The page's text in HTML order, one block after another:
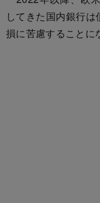
してきた国内銀行
損に苦慮することに